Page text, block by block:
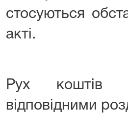
стосуються
акті.
Рух коштів
відповідними